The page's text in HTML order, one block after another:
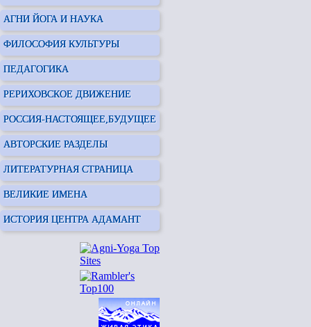
АГНИ ЙОГА И НАУКА
ФИЛОСОФИЯ КУЛЬТУРЫ
ПЕДАГОГИКА
РЕРИХОВСКОЕ ДВИЖЕНИЕ
РОССИЯ-НАСТОЯЩЕЕ,БУДУЩЕЕ
АВТОРСКИЕ РАЗДЕЛЫ
ЛИТЕРАТУРНАЯ СТРАНИЦА
ВЕЛИКИЕ ИМЕНА
ИСТОРИЯ ЦЕНТРА АДАМАНТ